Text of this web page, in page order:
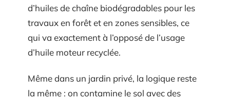
d’huiles de chaîne biodégradables pour les
travaux en forêt et en zones sensibles, ce
qui va exactement à l’opposé de l’usage
d’huile moteur recyclée.
Même dans un jardin privé, la logique reste
la même : on contamine le sol avec des